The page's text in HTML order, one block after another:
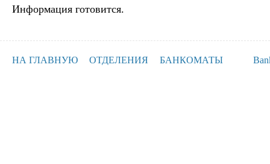
Информация готовится.
НА ГЛАВНУЮ ОТДЕЛЕНИЯ БАНКОМАТЫ